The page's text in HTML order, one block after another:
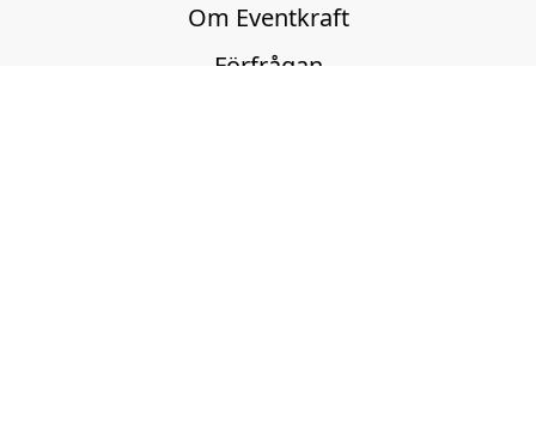
Om Eventkraft
Förfrågan